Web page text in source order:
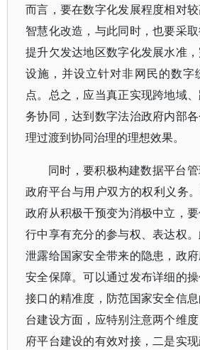
而言，要在数字化发展程度相对
智慧化改造，与此同时，也要采
提升欠发达地区数字化发展水准
设施，并设立针对非网民的数字
点。总之，应当真正实现跨地域
务协同，达到数字法治政府内部
理过渡到协同治理的理想效果。
同时，要积极构建数据平台
政府平台与用户双方的权利义务
政府从积极干预变为消极中立，
行中享有充分的参与权、表达权
泄露给国家安全带来的隐患，政
安全保障。可以通过发布详细的
接口的精准度，防范国家安全信
台建设方面，应特别注意两个维
府平台建设的有效对接，二是实